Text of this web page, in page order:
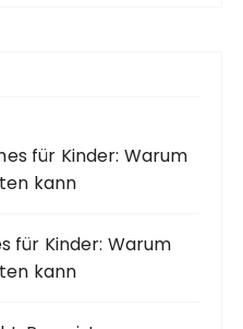
für Kinder: Warum
kann
für Kinder: Warum
kann